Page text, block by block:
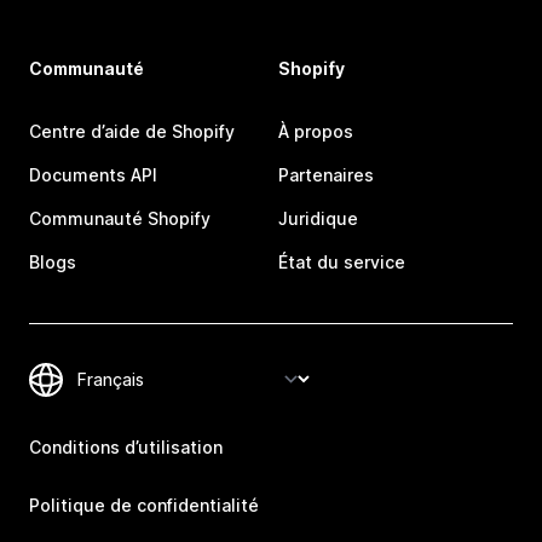
Communauté
Centre d’aide de Shopify
Documents API
Communauté Shopify
Blogs
Shopify
À propos
Partenaires
Juridique
État du service
Conditions d’utilisation
Politique de confidentialité